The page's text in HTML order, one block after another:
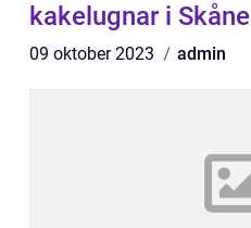
kakelugnar i Skåne
09 oktober 2023 admin